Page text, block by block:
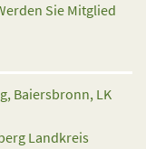
Sie Mitglied
Baiersbronn, LK
Landkreis